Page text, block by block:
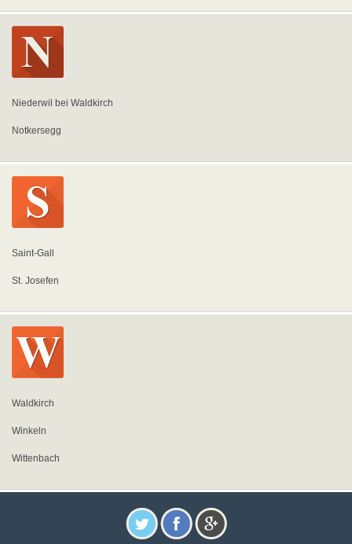
Niederwil bei Waldkirch
Notkersegg
Saint-Gall
St. Josefen
Waldkirch
Winkeln
Wittenbach